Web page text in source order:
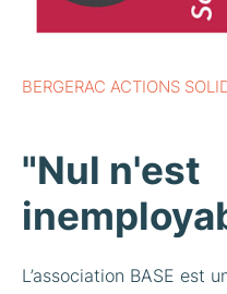
BERGERAC ACTIONS
"Nul n'est
L’association BASE est